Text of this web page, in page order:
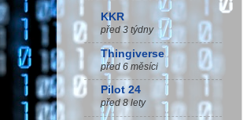
KKR
před 3 týdny
Thingiverse
před 6 měsíci
Pilot 24
před 8 lety